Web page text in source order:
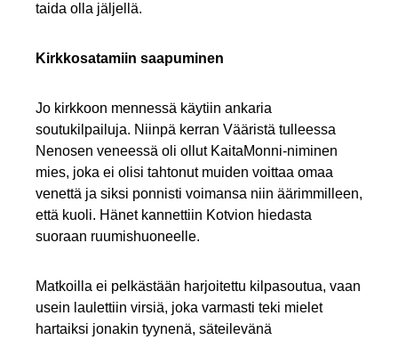
taida olla jäljellä.
Kirkkosatamiin saapuminen
Jo kirkkoon mennessä käytiin ankaria
soutukilpailuja. Niinpä kerran Vääristä tulleessa
Nenosen veneessä oli ollut KaitaMonni-niminen
mies, joka ei olisi tahtonut muiden voittaa omaa
venettä ja siksi ponnisti voimansa niin äärimmilleen,
että kuoli. Hänet kannettiin Kotvion hiedasta
suoraan ruumishuoneelle.
Matkoilla ei pelkästään harjoitettu kilpasoutua, vaan
usein laulettiin virsiä, joka varmasti teki mielet
hartaiksi jonakin tyynenä, säteilevänä